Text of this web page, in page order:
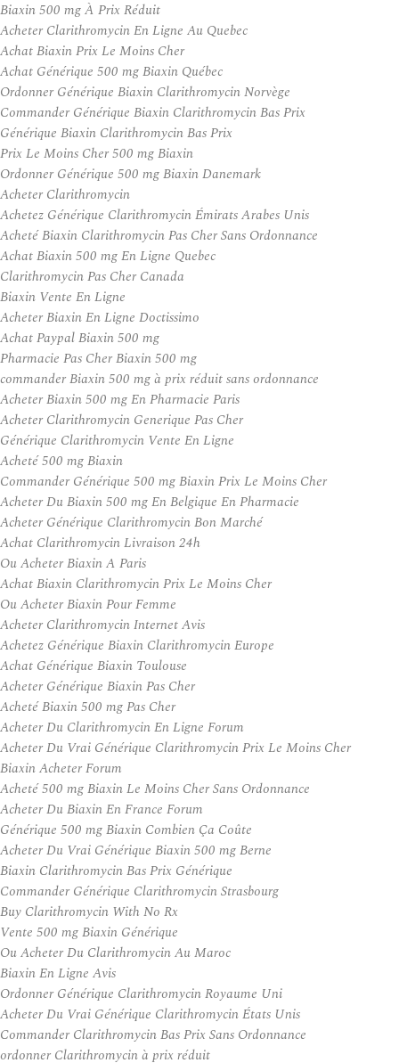
Biaxin 500 mg À Prix Réduit
Acheter Clarithromycin En Ligne Au Quebec
Achat Biaxin Prix Le Moins Cher
Achat Générique 500 mg Biaxin Québec
Ordonner Générique Biaxin Clarithromycin Norvège
Commander Générique Biaxin Clarithromycin Bas Prix
Générique Biaxin Clarithromycin Bas Prix
Prix Le Moins Cher 500 mg Biaxin
Ordonner Générique 500 mg Biaxin Danemark
Acheter Clarithromycin
Achetez Générique Clarithromycin Émirats Arabes Unis
Acheté Biaxin Clarithromycin Pas Cher Sans Ordonnance
Achat Biaxin 500 mg En Ligne Quebec
Clarithromycin Pas Cher Canada
Biaxin Vente En Ligne
Acheter Biaxin En Ligne Doctissimo
Achat Paypal Biaxin 500 mg
Pharmacie Pas Cher Biaxin 500 mg
commander Biaxin 500 mg à prix réduit sans ordonnance
Acheter Biaxin 500 mg En Pharmacie Paris
Acheter Clarithromycin Generique Pas Cher
Générique Clarithromycin Vente En Ligne
Acheté 500 mg Biaxin
Commander Générique 500 mg Biaxin Prix Le Moins Cher
Acheter Du Biaxin 500 mg En Belgique En Pharmacie
Acheter Générique Clarithromycin Bon Marché
Achat Clarithromycin Livraison 24h
Ou Acheter Biaxin A Paris
Achat Biaxin Clarithromycin Prix Le Moins Cher
Ou Acheter Biaxin Pour Femme
Acheter Clarithromycin Internet Avis
Achetez Générique Biaxin Clarithromycin Europe
Achat Générique Biaxin Toulouse
Acheter Générique Biaxin Pas Cher
Acheté Biaxin 500 mg Pas Cher
Acheter Du Clarithromycin En Ligne Forum
Acheter Du Vrai Générique Clarithromycin Prix Le Moins Cher
Biaxin Acheter Forum
Acheté 500 mg Biaxin Le Moins Cher Sans Ordonnance
Acheter Du Biaxin En France Forum
Générique 500 mg Biaxin Combien Ça Coûte
Acheter Du Vrai Générique Biaxin 500 mg Berne
Biaxin Clarithromycin Bas Prix Générique
Commander Générique Clarithromycin Strasbourg
Buy Clarithromycin With No Rx
Vente 500 mg Biaxin Générique
Ou Acheter Du Clarithromycin Au Maroc
Biaxin En Ligne Avis
Ordonner Générique Clarithromycin Royaume Uni
Acheter Du Vrai Générique Clarithromycin États Unis
Commander Clarithromycin Bas Prix Sans Ordonnance
ordonner Clarithromycin à prix réduit